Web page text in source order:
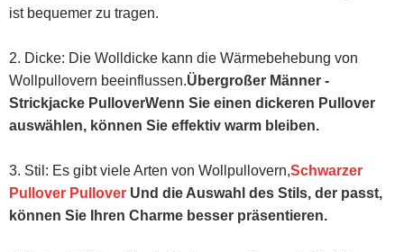
ist bequemer zu tragen.
2. Dicke: Die Wolldicke kann die Wärmebehebung von
Wollpullovern beeinflussen.Übergroßer Männer -
Strickjacke PulloverWenn Sie einen dickeren Pullover
auswählen, können Sie effektiv warm bleiben.
3. Stil: Es gibt viele Arten von Wollpullovern,Schwarzer
Pullover Pullover Und die Auswahl des Stils, der passt,
können Sie Ihren Charme besser präsentieren.